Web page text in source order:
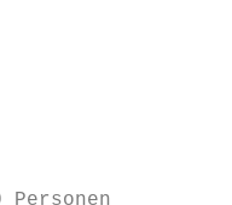
ab 20